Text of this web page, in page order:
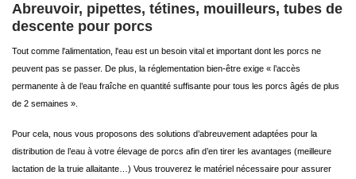
Abreuvoir, pipettes, tétines, mouilleurs, tubes de
descente pour porcs
Tout comme l'alimentation, l'eau est un besoin vital et important dont les porcs ne
peuvent pas se passer. De plus, la réglementation bien-être exige « l’accès
permanente à de l’eau fraîche en quantité suffisante pour tous les porcs âgés de plus
de 2 semaines ».
Pour cela, nous vous proposons des solutions d’abreuvement adaptées pour la
distribution de l’eau à votre élevage de porcs afin d’en tirer les avantages (meilleure
lactation de la truie allaitante…) Vous trouverez le matériel nécessaire pour assurer